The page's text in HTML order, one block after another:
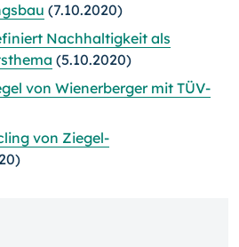
(7.10.2020)
Nachhaltigkeit als
(5.10.2020)
von Wienerberger mit TÜV-
von Ziegel-